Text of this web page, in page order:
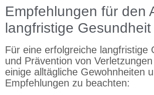
Empfehlungen für den
langfristige Gesundheit
Für eine erfolgreiche langfristige
und Prävention von
einige alltägliche Gewohnheiten
Empfehlungen zu beachten: